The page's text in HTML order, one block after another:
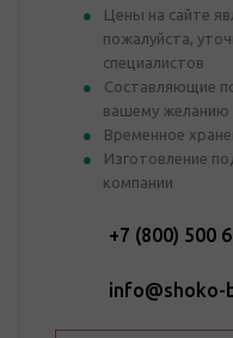
Цены на сайте
пожалуйста,
специалистов
Составляющие
вашему желанию
Временное
Изготовление
компании
+7 (800) 500
info@shoko-